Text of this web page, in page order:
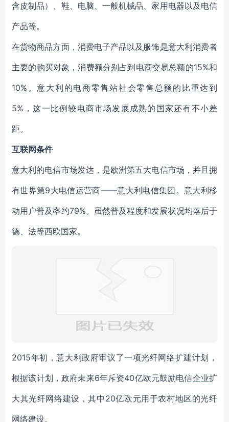
含皮制品）、鞋、电脑、一般机械品、家用电器以及电信
产品等。
在货物商品方面，消费电子产品以及服饰是意大利消费者
主要的购买对象，消费额分别占到电商交易总额的15%和
10%。意大利的电商零售站社会零售总额的比重达到
5%，这一比例较电商市场发展成熟的国家还有不小差
距。
互联网条件
意大利的电信市场发达，是欧洲第五大电信市场，并且拥
有世界第9大电信运营商——意大利电信集团。意大利移
动用户普及率约79%。虽然普及程度和发展状况均落后于
德、法等西欧国家。
2015年初，意大利政府审议了一项光纤网络扩建计划，
根据该计划，政府未来6年斥资40亿欧元鼓励电信企业扩
大其光纤网络建设，其中20亿欧元用于农村地区的光纤
网络建设。